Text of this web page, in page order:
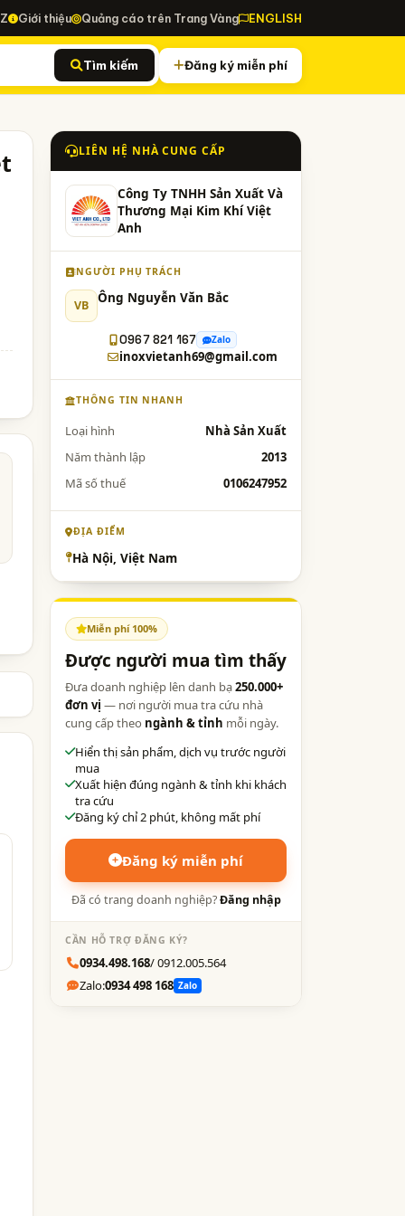
Giới thiệu Quảng cáo trên Trang Vàng ENGLISH
Tìm kiếm Đăng ký miễn phí
LIÊN HỆ NHÀ CUNG CẤP
Công Ty TNHH Sản Xuất Và
Thương Mại Kim Khí Việt
Anh
NGƯỜI PHỤ TRÁCH
VB Ông Nguyễn Văn Bắc
0967 821 167 Zalo
inoxvietanh69@gmail.com
THÔNG TIN NHANH
Loại hình
Nhà Sản Xuất
Năm thành lập
2013
Mã số thuế
0106247952
ĐỊA ĐIỂM
Hà Nội, Việt Nam
Miễn phí 100%
Được người mua tìm thấy
Đưa doanh nghiệp lên danh bạ250.000+
đơn vị — nơi người mua tra cứu nhà
cung cấp theo ngành & tỉnh mỗi ngày.
Hiển thị sản phẩm, dịch vụ trước người
mua
Xuất hiện đúng ngành & tỉnh khi khách
tra cứu
Đăng ký chỉ 2 phút, không mất phí
Đăng ký miễn phí
Đã có trang doanh nghiệp?Đăng nhập
CẦN HỖ TRỢ ĐĂNG KÝ?
0934.498.168/ 0912.005.564
Zalo:0934 498 168 Zalo